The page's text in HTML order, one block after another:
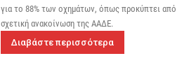
για το 88% των οχημάτων, όπως προκύπτει από
σχετική ανακοίνωση της ΑΑΔΕ.
Διαβάστε περισσότερα